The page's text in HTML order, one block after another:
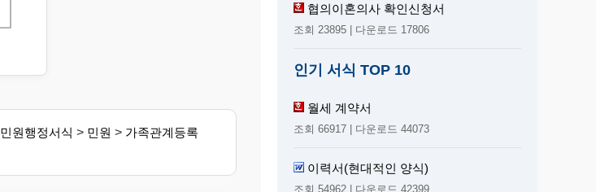
민원행정서식 > 민원 > 가족관계등록
협의이혼의사 확인신청서
조회 23895 | 다운로드 17806
인기 서식 TOP 10
월세 계약서
조회 66917 | 다운로드 44073
이력서(현대적인 양식)
조회 54962 | 다운로드 42399